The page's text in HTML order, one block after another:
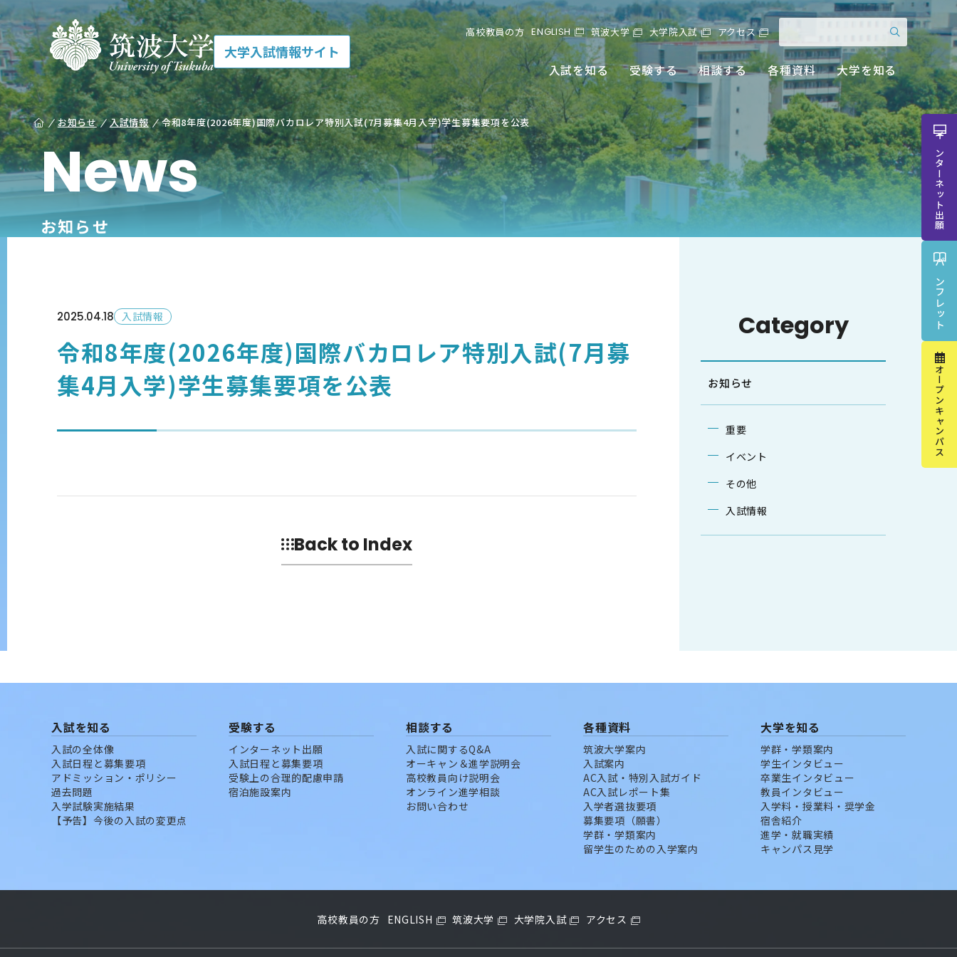
大学入試情報サイト
入試を知る 受験する 相談する 各種資料 大学を知る
高校教員の方 ENGLISH 筑波大学 大学院入試 アクセス
お知らせ 入試情報 令和8年度(2026年度)国際バカロレア特別入試(7月募集4月入学)学生募集要項を公表
News
お知らせ
2025.04.18 入試情報
令和8年度(2026年度)国際バカロレア特別入試(7月募
集4月入学)学生募集要項を公表
Back to Index
Category
お知らせ
重要
イベント
その他
入試情報
入試を知る
入試の全体像
入試日程と募集要項
アドミッション・ポリシー
過去問題
入学試験実施結果
【予告】今後の入試の変更点
受験する
インターネット出願
入試日程と募集要項
受験上の合理的配慮申請
宿泊施設案内
相談する
入試に関するQ&A
オーキャン＆進学説明会
高校教員向け説明会
オンライン進学相談
お問い合わせ
各種資料
筑波大学案内
入試案内
AC入試・特別入試ガイド
AC入試レポート集
入学者選抜要項
募集要項（願書）
学群・学類案内
留学生のための入学案内
大学を知る
学群・学類案内
学生インタビュー
卒業生インタビュー
教員インタビュー
入学料・授業料・奨学金
宿舎紹介
進学・就職実績
キャンパス見学
高校教員の方 ENGLISH 筑波大学 大学院入試 アクセス
インターネット出願
パンフレット
オープンキャンパス